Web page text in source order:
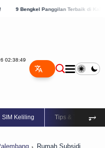
Terbaik di Kabupaten Semarang,
02:38:50
SIM Keliling Tips & Trik ⥅
Rumah Subsidi